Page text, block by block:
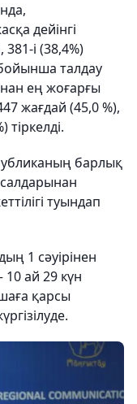
дейінгі
381-і (38,4%)
талдау
ең жоғарғы
жағдай (45,0 %),
барлық
туындап
1 сәуірінен
10 ай 29 күн
қарсы